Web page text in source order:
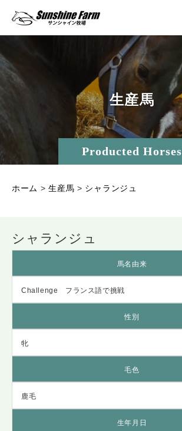
Producted Horses
生産馬
ホーム >生産馬 > シャランジュ
シャランジュ
馬名由来
Challenge フランス語で挑戦
性別
牝
毛色
鹿毛
生年月日